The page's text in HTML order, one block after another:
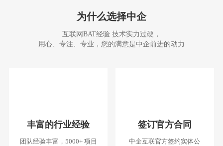
为什么选择中企
互联网BAT经验 技术实力过硬，
用心、专注、专业，您的满意是中企前进的动力
丰富的行业经验
团队经验丰富，5000+ 项目
签订官方合同
中企互联官方签约实体公